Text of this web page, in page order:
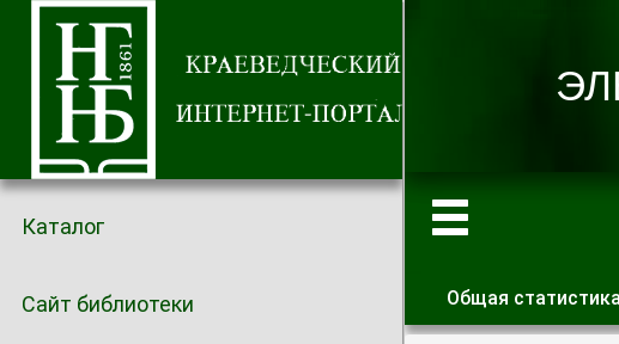
Каталог
Сайт библиотеки Главные
Общая статистика